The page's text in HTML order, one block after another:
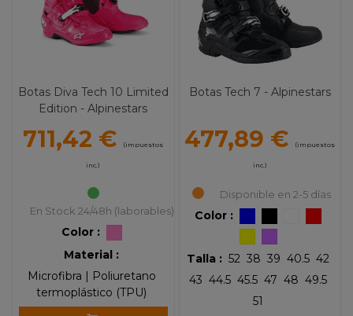
Botas Diva Tech 10 Limited
Edition - Alpinestars
711,42 € (impuestos
inc.)
En Stock 24/48h (laborables)
Color :
Material :
Microfibra | Poliuretano
termoplástico (TPU)
Botas Tech 7 - Alpinestars
477,89 € (impuestos
inc.)
Disponible en 2-5 días
Color :
Talla : 52 38 39 40.5 42
43 44.5 45.5 47 48 49.5
51